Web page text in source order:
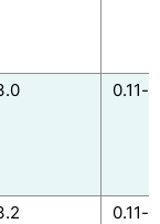
0.11-
0.11-